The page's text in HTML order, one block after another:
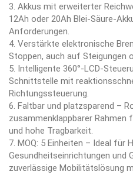
3. Akkus mit erweiterter
12Ah oder 20Ah Blei-Säure-
Anforderungen.
4. Verstärkte elektronische
Stoppen, auch auf Steigungen
5. Intelligente 360°-LCD-
Schnittstelle mit
Richtungssteuerung.
6. Faltbar und platzsparend –
zusammenklappbarer
und hohe Tragbarkeit.
7. MOQ: 5 Einheiten – Ideal für
Gesundheitseinrichtungen und
zuverlässige Mobilitätslösung